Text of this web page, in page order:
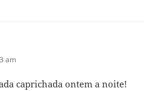
am
caprichada ontem a noite!